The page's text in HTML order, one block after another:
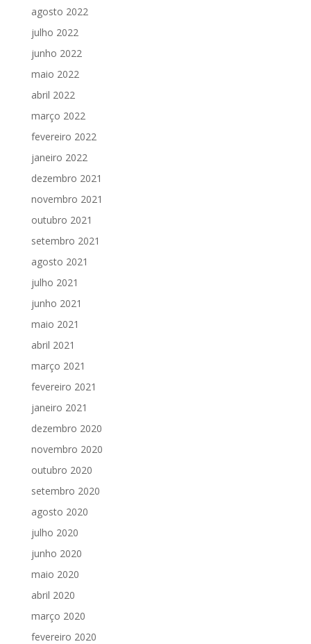
agosto 2022
julho 2022
junho 2022
maio 2022
abril 2022
março 2022
fevereiro 2022
janeiro 2022
dezembro 2021
novembro 2021
outubro 2021
setembro 2021
agosto 2021
julho 2021
junho 2021
maio 2021
abril 2021
março 2021
fevereiro 2021
janeiro 2021
dezembro 2020
novembro 2020
outubro 2020
setembro 2020
agosto 2020
julho 2020
junho 2020
maio 2020
abril 2020
março 2020
fevereiro 2020